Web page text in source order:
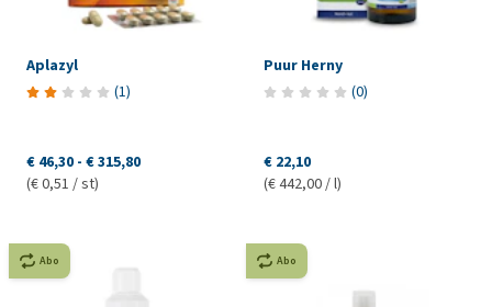
Aplazyl
(1)
€ 46,30 - € 315,80
(€ 0,51 / st)
Puur Herny
(0)
€ 22,10
(€ 442,00 / l)
Abo Abo